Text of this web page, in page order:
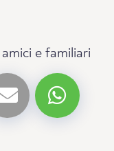
e familiari